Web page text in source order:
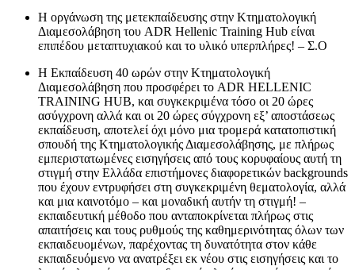
Η οργάνωση της μετεκπαίδευσης στην Κτηματολογική
Διαμεσολάβηση του ADR Hellenic Training Hub είναι
επιπέδου μεταπτυχιακού και το υλικό υπερπλήρες! – Σ.Ο
Η Εκπαίδευση 40 ωρών στην Κτηματολογική
Διαμεσολάβηση που προσφέρει το ADR HELLENIC
TRAINING HUB, και συγκεκριμένα τόσο οι 20 ώρες
ασύγχρονη αλλά και οι 20 ώρες σύγχρονη εξ’ αποστάσεως
εκπαίδευση, αποτελεί όχι μόνο μια τρομερά κατατοπιστική
σπουδή της Κτηματολογικής Διαμεσολάβησης, με πλήρως
εμπεριστατωμένες εισηγήσεις από τους κορυφαίους αυτή τη
στιγμή στην Ελλάδα επιστήμονες διαφορετικών backgrounds
που έχουν εντρυφήσει στη συγκεκριμένη θεματολογία, αλλά
και μια καινοτόμο – και μοναδική αυτήν τη στιγμή! –
εκπαιδευτική μέθοδο που ανταποκρίνεται πλήρως στις
απαιτήσεις και τους ρυθμούς της καθημερινότητας όλων των
εκπαιδευομένων, παρέχοντας τη δυνατότητα στον κάθε
εκπαιδευόμενο να ανατρέξει εκ νέου στις εισηγήσεις και το